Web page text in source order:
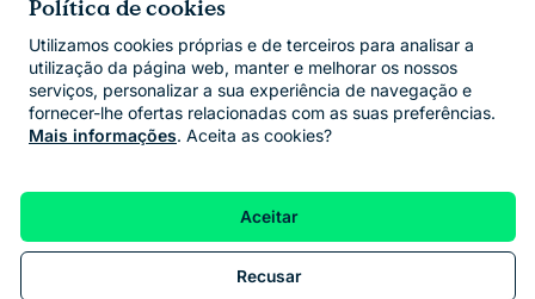
Política de cookies
Utilizamos cookies próprias e de terceiros para analisar a
utilização da página web, manter e melhorar os nossos
serviços, personalizar a sua experiência de navegação e
fornecer-lhe ofertas relacionadas com as suas preferências.
Mais informações. Aceita as cookies?
Recusar
Aceitar